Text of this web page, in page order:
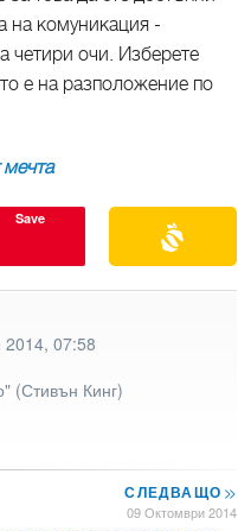
на комуникация -
четири очи. Изберете
е на разположение по
Save
2014, 07:58
(Стивън Кинг)
СЛЕДВАЩО>>
09 Октомври 2014